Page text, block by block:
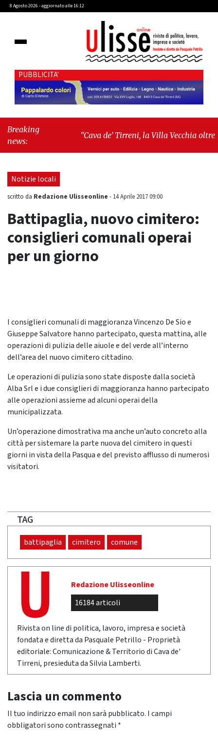
8 Agosto 2026 - aggiornato alle 16:12
PUBBLICITA'
Breaking
news:
"Cava de’ Tirreni, la Villa Vecchia oltre i
Fratellanza sull'ultima seduta consiliare:
Notizie locali
scritto da Redazione Ulisseonline - 14 Aprile 2017 09:00
Battipaglia, nuovo cimitero:
consiglieri comunali operai
per un giorno
I consiglieri comunali di maggioranza Vincenzo De Sio e
Giuseppe Salvatore hanno partecipato, questa mattina, alle
operazioni di pulizia delle aiuole e del verde all’interno
dell’area del nuovo cimitero cittadino.
Le operazioni di pulizia sono state disposte dalla società
Alba Srl e i due consiglieri di maggioranza hanno partecipato
alle operazioni assieme ad alcuni operai della
municipalizzata.
Un’operazione dimostrativa ma anche un’auto concreto alla
città per sistemare la parte nuova del cimitero in questi
giorni in vista della Pasqua e del previsto afflusso di numerosi
visitatori.
TAG
battipaglia cimitero comune
Redazione Ulisseonline
16184 articoli
Rivista on line di politica, lavoro, impresa e società
fondata e diretta da Pasquale Petrillo - Proprietà
editoriale: Comunicazione & Territorio di Cava de'
Tirreni, presieduta da Silvia Lamberti.
Lascia un commento
Il tuo indirizzo email non sarà pubblicato. I campi
obbligatori sono contrassegnati *